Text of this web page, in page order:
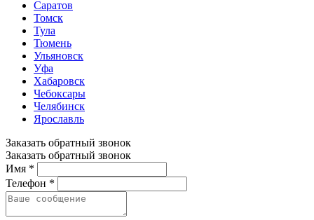
Саратов
Томск
Тула
Тюмень
Ульяновск
Уфа
Хабаровск
Чебоксары
Челябинск
Ярославль
Заказать обратный звонок
Заказать обратный звонок
Имя *
Телефон *